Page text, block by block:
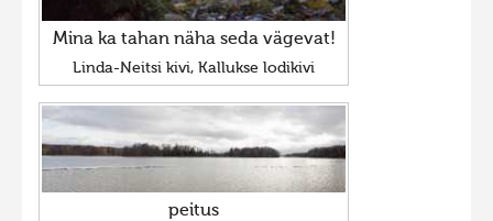
Mina ka tahan näha seda vägevat!
Linda-Neitsi kivi, Kallukse lodikivi
peitus